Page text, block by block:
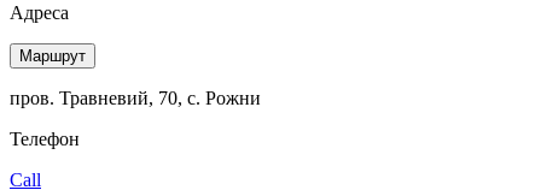
Адреса
Маршрут
пров. Травневий, 70, с. Рожни
Телефон
Call